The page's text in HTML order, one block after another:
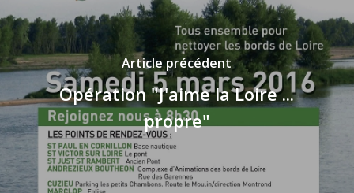
Article précédent
Opération "J'aime la Loire ...
propre"